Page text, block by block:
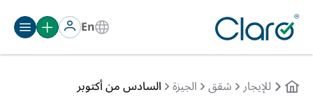
En
للإيجار شقق الجيزة السادس من أكتوبر